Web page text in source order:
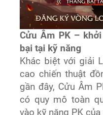
Cửu Âm PK –
bại tại kỹ năng
Khác biệt với giải
cao chiến thuật
gần đây, Cửu Âm
có quy mô toàn
vào kỹ năng PK